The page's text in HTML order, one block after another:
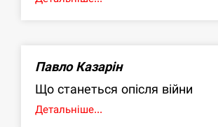
Павло Казарін
Що станеться опісля війни
Детальніше...